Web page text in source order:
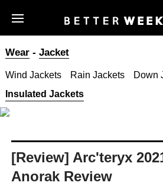
Wear- Jacket
Wind Jackets Rain Jackets
Down
Insulated Jackets
[Review] Arc'teryx
Anorak Review